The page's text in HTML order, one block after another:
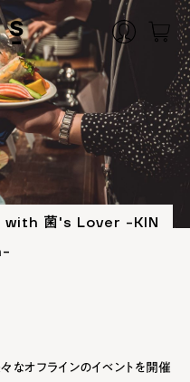
with 菌's Lover -KIN
なオフラインのイベントを開催